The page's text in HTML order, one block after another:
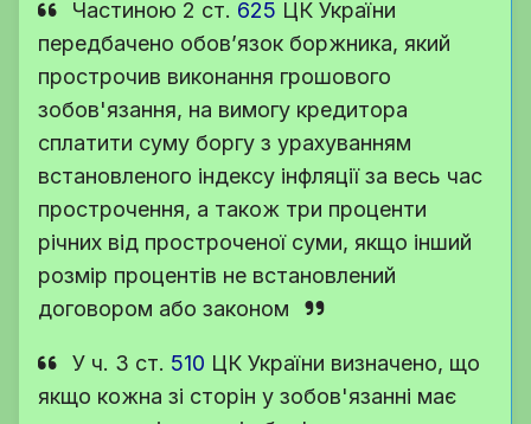
Частиною 2 ст. 625 ЦК України
передбачено обов’язок боржника, який
прострочив виконання грошового
зобов'язання, на вимогу кредитора
сплатити суму боргу з урахуванням
встановленого індексу інфляції за весь час
прострочення, а також три проценти
річних від простроченої суми, якщо інший
розмір процентів не встановлений
договором або законом
У ч. 3 ст. 510 ЦК України визначено, що
якщо кожна зі сторін у зобов'язанні має